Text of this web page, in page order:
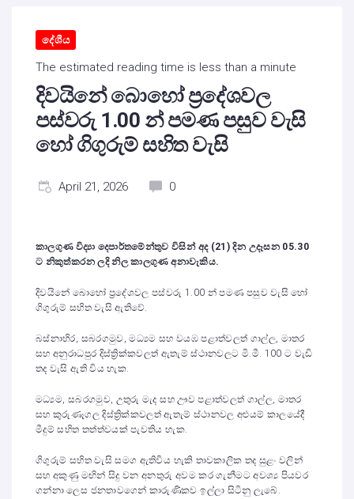
දේශීය
The estimated reading time is less than a minute
දිවයිනේ බොහෝ ප්‍රදේශවල
පස්වරු 1.00 න් පමණ පසුව වැසි
හෝ ගිගුරුම් සහිත වැසි
April 21, 2026 0
කාලගුණ විද්‍යා දෙපාර්තමේන්තුව විසින් අද (21 ) දින උදෑසන 05.30
ට නිකුත්කරන ලදි නිල කාලගුණ අනාවැකිය.
දිවයිනේ බොහෝ ප්‍රදේශවල පස්වරු 1.00 න් පමණ පසුව වැසි හෝ
ගිගුරුම් සහිත වැසි ඇතිවේ.
බස්නාහිර, සබරගමුව, මධ්‍යම සහ වයඹ පළාත්වලත් ගාල්ල, මාතර
සහ අනුරාධපුර දිස්ත්‍රික්කවලත් ඇතැම් ස්ථානවලට මි.මී. 100 ට වැඩි
තද වැසි ඇති විය හැක.
මධ්‍යම, සබරගමුව, උතුරු මැද සහ ඌව පළාත්වලත් ගාල්ල, මාතර
සහ කුරුණෑගල දිස්ත්‍රික්කවලත් ඇතැම් ස්ථානවල අළුයම් කාලයේදී
මීදුම් සහිත තත්ත්වයක් පැවතිය හැක.
ගිගුරුම් සහිත වැසි සමග ඇතිවිය හැකි තාවකාලික තද සුළං වලින්
සහ අකුණු මඟින් සිදු වන අනතුරු අවම කර ගැනීමට අවශ්‍ය පියවර
ගන්නා ලෙස ජනතාවගෙන් කාරුණිකව ඉල්ලා සිටිනු ලැබේ.